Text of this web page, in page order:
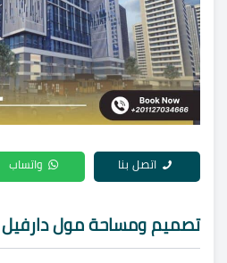
اتصل بنا واتساب
تصميم ومساحة مول دارفيل